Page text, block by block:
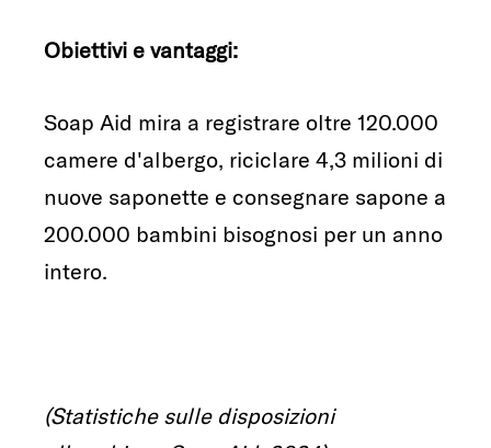
Obiettivi e vantaggi:
Soap Aid mira a registrare oltre 120.000
camere d'albergo, riciclare 4,3 milioni di
nuove saponette e consegnare sapone a
200.000 bambini bisognosi per un anno
intero.
(Statistiche sulle disposizioni